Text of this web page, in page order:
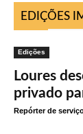
EDIÇÕES
Edições
Loures
privado
Repórter de